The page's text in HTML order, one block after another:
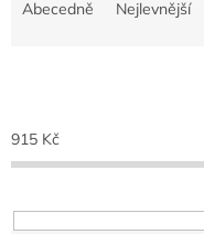
p
r
o
u
Abecedně Nejlevnější
915 Kč